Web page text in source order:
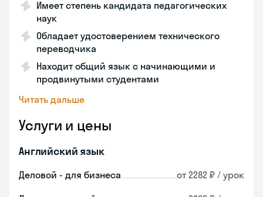
Имеет степень кандидата педагогических
наук
Обладает удостоверением технического
переводчика
Находит общий язык с начинающими и
продвинутыми студентами
Читать дальше
Услуги и цены
Английский язык
Деловой - для бизнеса от 2282 ₽ / урок